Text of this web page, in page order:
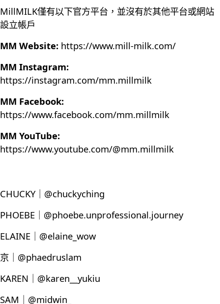
MillMILK僅有以下官方平台，並沒有於其他平台或網站
設立帳戶
MM Website: https://www.mill-milk.com/
MM Instagram:
https://instagram.com/mm.millmilk
MM Facebook:
https://www.facebook.com/mm.millmilk
MM YouTube:
https://www.youtube.com/@mm.millmilk
CHUCKY｜@chuckyching
PHOEBE｜@phoebe.unprofessional.journey
ELAINE｜@elaine_wow
京｜@phaedruslam
KAREN｜@karen__yukiu
SAM｜@midwin_